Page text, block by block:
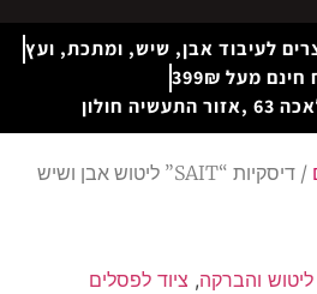
לעיבוד אבן, שיש, ומתכת, ועץ
מעל 399₪
חולון
/ דיסקיות “SAIT” ליטוש אבן ושיש
ליטוש והברקה, ציוד לפסלים